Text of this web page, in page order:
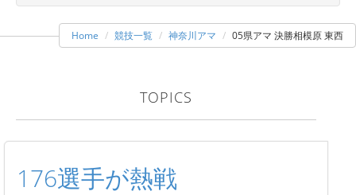
Home 競技一覧 神奈川アマ 05県アマ 決勝相模原 東西
TOPICS
176選手が熱戦